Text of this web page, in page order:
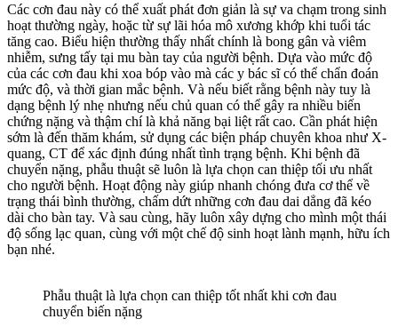
Các cơn đau này có thể xuất phát đơn giản là sự va chạm trong sinh
hoạt thường ngày, hoặc từ sự lãi hóa mô xương khớp khi tuổi tác
tăng cao. Biểu hiện thường thấy nhất chính là bong gân và viêm
nhiễm, sưng tấy tại mu bàn tay của người bệnh. Dựa vào mức độ
của các cơn đau khi xoa bóp vào mà các y bác sĩ có thể chẩn đoán
mức độ, và thời gian mắc bệnh. Và nếu biết rằng bệnh này tuy là
dạng bệnh lý nhẹ nhưng nếu chủ quan có thể gây ra nhiều biến
chứng nặng và thậm chí là khả năng bại liệt rất cao. Cần phát hiện
sớm là đến thăm khám, sử dụng các biện pháp chuyên khoa như X-
quang, CT để xác định đúng nhất tình trạng bệnh. Khi bệnh đã
chuyển nặng, phẫu thuật sẽ luôn là lựa chọn can thiệp tối ưu nhất
cho người bệnh. Hoạt động này giúp nhanh chóng đưa cơ thể về
trạng thái bình thường, chấm dứt những cơn đau dai dẳng đã kéo
dài cho bàn tay. Và sau cùng, hãy luôn xây dựng cho mình một thái
độ sống lạc quan, cùng với một chế độ sinh hoạt lành mạnh, hữu ích
bạn nhé.
Phẫu thuật là lựa chọn can thiệp tốt nhất khi cơn đau
chuyển biến nặng